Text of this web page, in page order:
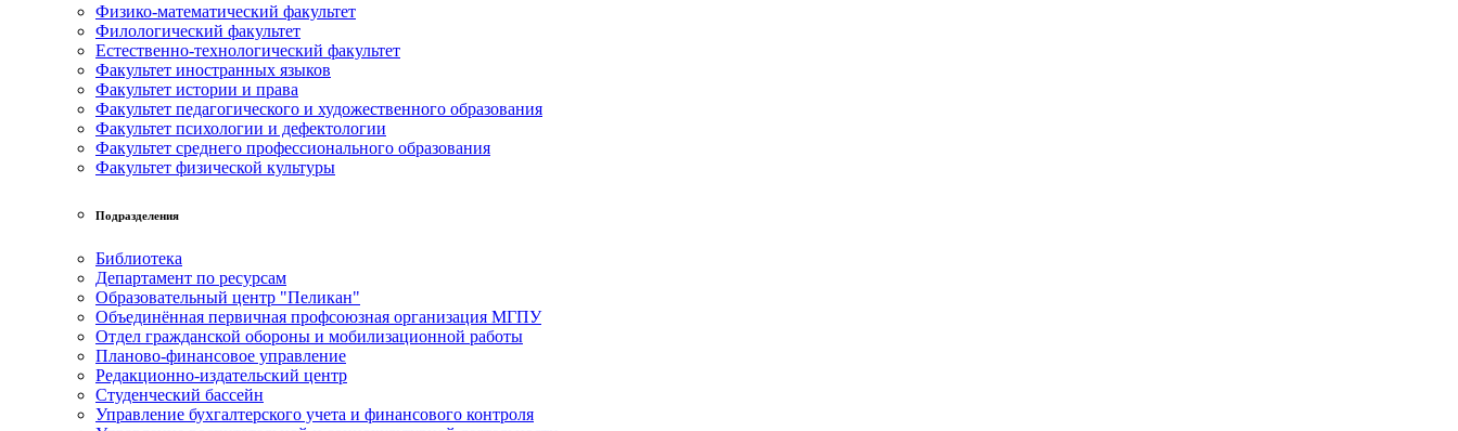
Физико-математический факультет
Филологический факультет
Естественно-технологический факультет
Факультет иностранных языков
Факультет истории и права
Факультет педагогического и художественного образования
Факультет психологии и дефектологии
Факультет среднего профессионального образования
Факультет физической культуры
Подразделения
Библиотека
Департамент по ресурсам
Образовательный центр "Пеликан"
Объединённая первичная профсоюзная организация МГПУ
Отдел гражданской обороны и мобилизационной работы
Планово-финансовое управление
Редакционно-издательский центр
Студенческий бассейн
Управление бухгалтерского учета и финансового контроля